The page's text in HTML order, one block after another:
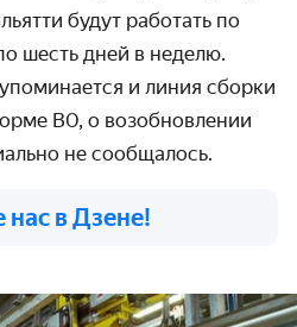
будут работать по
шесть дней в неделю.
и линия сборки
B0, о возобновлении
не сообщалось.
нас в Дзене!